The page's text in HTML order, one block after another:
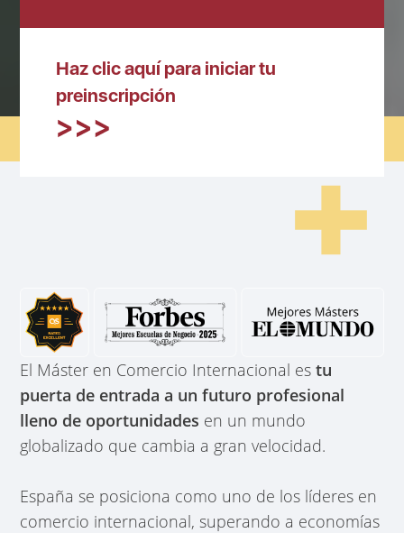
Haz clic aquí para iniciar tu
preinscripción
El Máster en Comercio Internacional estu
puerta de entrada a un futuro profesional
lleno de oportunidades en un mundo
globalizado que cambia a gran velocidad.
España se posiciona como uno de los líderes en
comercio internacional, superando a economías